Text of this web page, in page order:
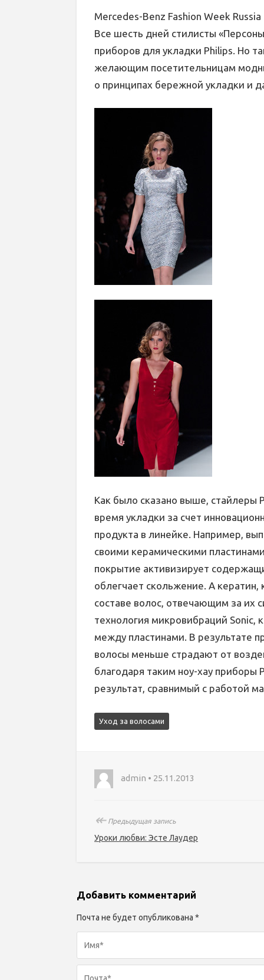
Mercedes-Benz Fashion Week
Все шесть дней стилисты
приборов для укладки Philips. Но
желающим посетительницам
о принципах бережной укладки и
Как было сказано выше, стайлеры
время укладки за счет
продукта в линейке. Например,
своими керамическими
покрытие активизирует
облегчает скольжение. А
составе волос, отвечающим за их
технология микровибраций Sonic,
между пластинами. В результате
волосы меньше страдают от
благодаря таким ноу-хау приборы
результат, сравнимый с работой
Уход за волосами
admin • 25.11.2013
↞Предыдущая запись
Уроки любви: Эсте Лаудер
Добавить комментарий
Почта не будет опубликована *